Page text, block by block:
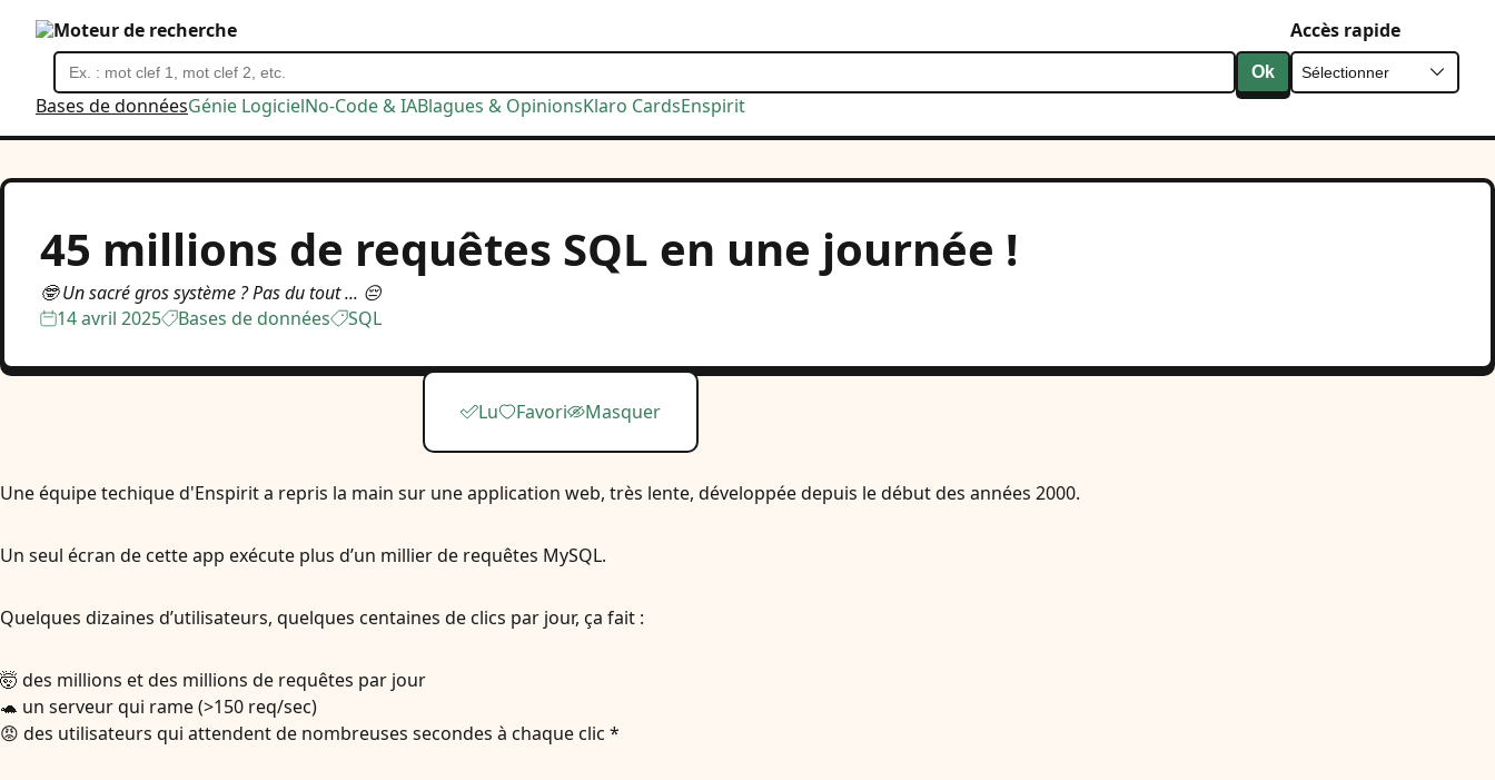
Bases de donnéesGénie LogicielNo-Code & IABlagues & OpinionsKlaro CardsEnspirit
Moteur de recherche
Ok
Accès rapide
45 millions de requêtes SQL en une journée !
🤓 Un sacré gros système ? Pas du tout ... 😔
14 avril 2025
Bases de données SQL
Lu Favori Masquer
Une équipe techique d'Enspirit a repris la main sur une application web, très lente, développée depuis le début des années 2000.
Un seul écran de cette app exécute plus d’un millier de requêtes MySQL.
Quelques dizaines d’utilisateurs, quelques centaines de clics par jour, ça fait :
🤯 des millions et des millions de requêtes par jour
🐢 un serveur qui rame (>150 req/sec)
😡 des utilisateurs qui attendent de nombreuses secondes à chaque clic *